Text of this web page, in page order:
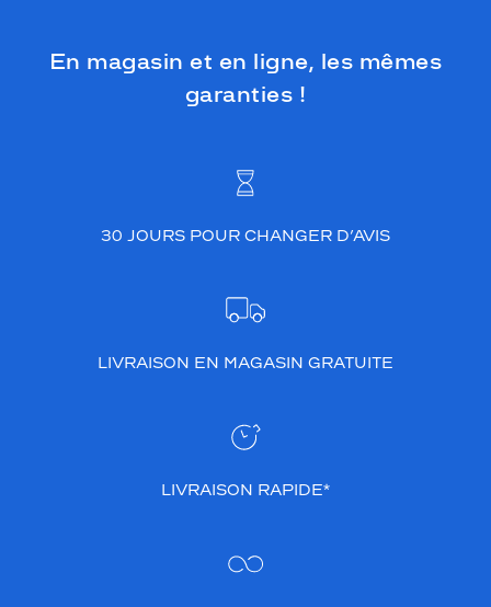
En magasin et en ligne, les mêmes
garanties !
30 JOURS POUR CHANGER D’AVIS
LIVRAISON EN MAGASIN GRATUITE
LIVRAISON RAPIDE*